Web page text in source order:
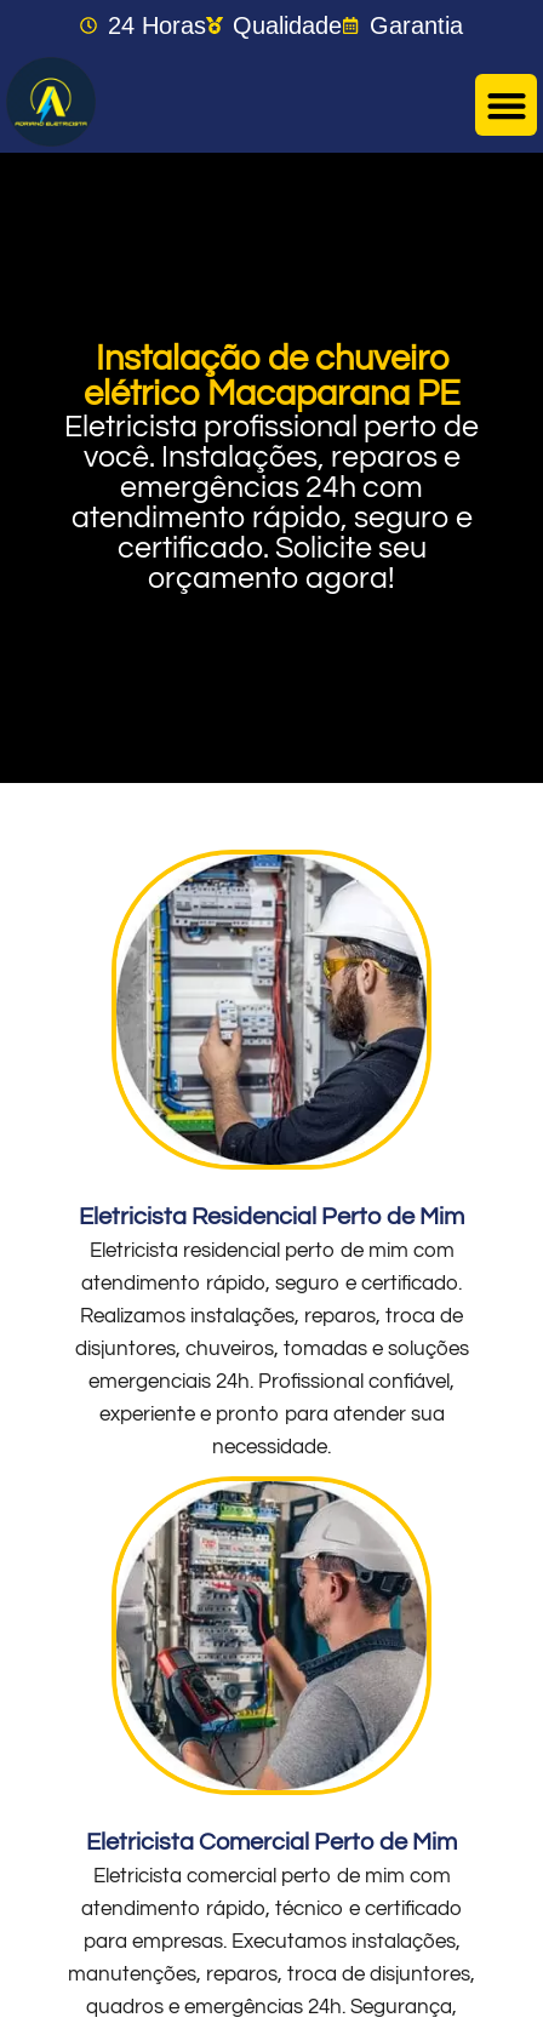
24 Horas Qualidade Garantia
Instalação de chuveiro
elétrico Macaparana PE
Eletricista profissional perto de
você. Instalações, reparos e
emergências 24h com
atendimento rápido, seguro e
certificado. Solicite seu
orçamento agora!
Eletricista Residencial Perto de Mim
Eletricista residencial perto de mim com
atendimento rápido, seguro e certificado.
Realizamos instalações, reparos, troca de
disjuntores, chuveiros, tomadas e soluções
emergenciais 24h. Profissional confiável,
experiente e pronto para atender sua
necessidade.
Eletricista Comercial Perto de Mim
Eletricista comercial perto de mim com
atendimento rápido, técnico e certificado
para empresas. Executamos instalações,
manutenções, reparos, troca de disjuntores,
quadros e emergências 24h. Segurança,